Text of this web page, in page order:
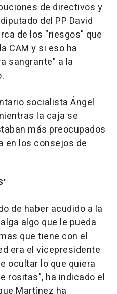
de directivos y
del PP David
de los "riesgos" que
CAM y si eso ha
sangrante" a la
socialista Ángel
la caja se
más preocupados
en los consejos de
de haber acudido a la
algo que le pueda
que tiene con el
era el vicepresidente
ocultar lo que quiera
rositas", ha indicado el
Martínez ha